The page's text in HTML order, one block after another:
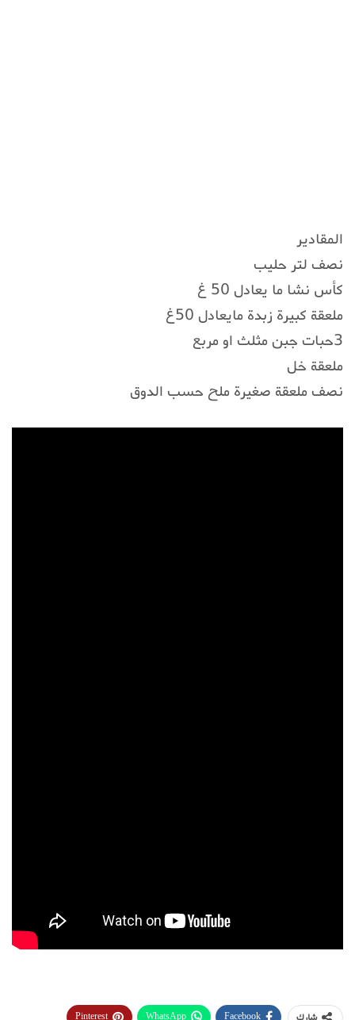
المقادير
نصف لتر حليب
كأس نشا ما يعادل 50 غ
ملعقة كبيرة زبدة مايعادل 50غ
3حبات جبن مثلث او مربع
ملعقة خل
نصف ملعقة صغيرة ملح حسب الدوق
Facebook
WhatsApp
Pinterest